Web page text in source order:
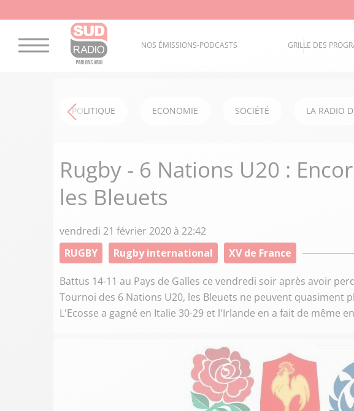
NOS ÉMISSIONS-PODCASTS GRILLE DES
POLITIQUE ECONOMIE SOCIÉTÉ LA RADIO
Rugby - 6 Nations U20 :
les Bleuets
vendredi 21 février 2020 à 22:42
RUGBY
Rugby international XV de France
Battus 14-11 au Pays de Galles ce vendredi soir après avoir
Tournoi des 6 Nations U20, les Bleuets ne peuvent
L'Ecosse a gagné en Italie 30-29 et l'Irlande en a fait de même